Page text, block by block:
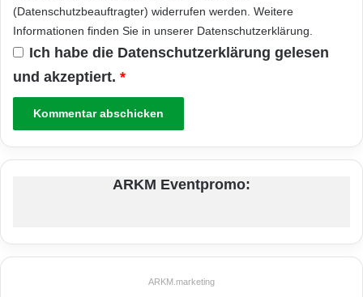
(Datenschutzbeauftragter) widerrufen werden. Weitere
Informationen finden Sie in unserer Datenschutzerklärung.
Ich habe die Datenschutzerklärung gelesen
und akzeptiert. *
ARKM Eventpromo:
ARKM.marketing